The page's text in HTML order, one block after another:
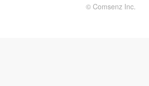
© Comsenz Inc.